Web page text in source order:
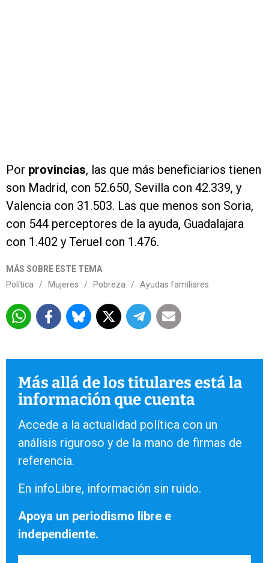
Por provincias, las que más beneficiarios tienen
son Madrid, con 52.650, Sevilla con 42.339, y
Valencia con 31.503. Las que menos son Soria,
con 544 perceptores de la ayuda, Guadalajara
con 1.402 y Teruel con 1.476.
MÁS SOBRE ESTE TEMA
Política
/ Mujeres / Pobreza / Ayudas familiares
Más allá de los titulares está la
información que cuenta
Accede a la actualidad política con un
análisis riguroso y de la mano de firmas de
referencia.
En infoLibre, información sin ruido.
Apoya un periodismo libre e
independiente.